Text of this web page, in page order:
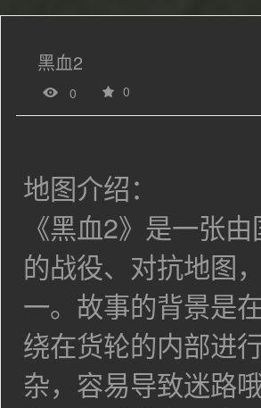
黑血2
0 0
地图介绍：
《黑血2》是一张
的战役、对抗地图，
一。故事的背景是
绕在货轮的内部进
杂，容易导致迷路